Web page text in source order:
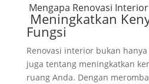
Mengapa Renovasi
Meningkatkan
Fungsi
Renovasi interior bukan
juga tentang meningkatkan
ruang Anda. Dengan